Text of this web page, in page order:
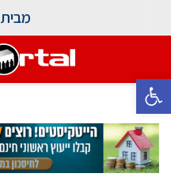
פתח סרגל נגישות
מבית